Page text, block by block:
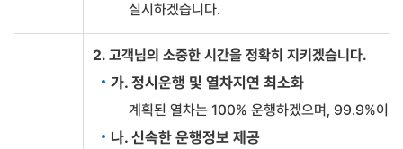
실시하겠습니다.
2. 고객님의 소중한 시간을 정확히 지키겠습니다.
가. 정시운행 및 열차지연 최소화
계획된 열차는 100% 운행하겠으며, 99.9%이
나. 신속한 운행정보 제공